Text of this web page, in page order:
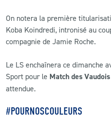
On notera la première
Koba Koindredi, intronisé au
compagnie de Jamie Roche.
Le LS enchaînera ce dimanche
Sport pour le Match des Vaudois
attendue.
#POURNOSCOULEURS